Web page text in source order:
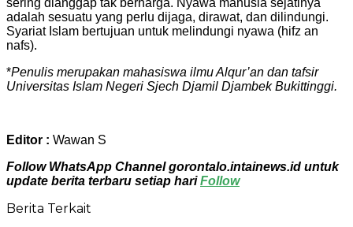
adalah sesuatu yang perlu dijaga, dirawat, dan dilindungi.
Syariat Islam bertujuan untuk melindungi nyawa (hifz an
nafs).
*Penulis merupakan mahasiswa ilmu Alqur’an dan tafsir
Universitas Islam Negeri Sjech Djamil Djambek Bukittinggi.
Editor : Wawan S
Follow WhatsApp Channel gorontalo.intainews.id untuk
update berita terbaru setiap hariFollow
Berita Terkait